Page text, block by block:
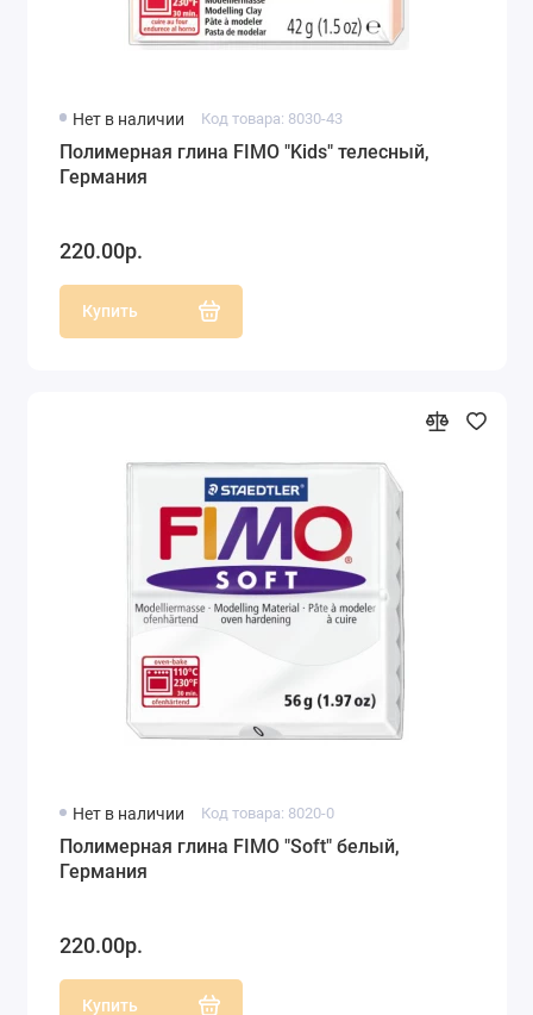
Нет в наличии Код товара: 8030-43
Полимерная глина FIMO "Kids" телесный,
Германия
220.00р.
Купить
Нет в наличии Код товара: 8020-0
Полимерная глина FIMO "Soft" белый,
Германия
220.00р.
Купить